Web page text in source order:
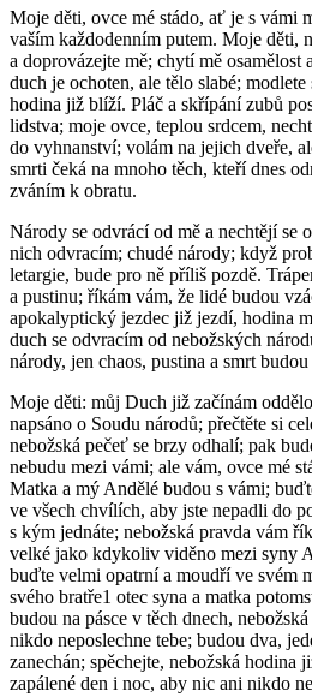
Moje děti, ovce mé stádo, ať je s vámi
vaším každodenním putem. Moje děti,
a doprovázejte mě; chytí mě osamělost
duch je ochoten, ale tělo slabé; modlete
hodina již blíží. Pláč a skřípání zubů
lidstva; moje ovce, teplou srdcem,
do vyhnanství; volám na jejich dveře,
smrti čeká na mnoho těch, kteří dnes
zváním k obratu.
Národy se odvrácí od mě a nechtějí se
nich odvracím; chudé národy; když
letargie, bude pro ně příliš pozdě.
a pustinu; říkám vám, že lidé budou
apokalyptický jezdec již jezdí, hodina
duch se odvracím od nebožských
národy, jen chaos, pustina a smrt
Moje děti: můj Duch již začínám
napsáno o Soudu národů; přečtěte si
nebožská pečeť se brzy odhalí; pak
nebudu mezi vámi; ale vám, ovce mé
Matka a mý Andělé budou s vámi;
ve všech chvílích, aby jste nepadli do
s kým jednáte; nebožská pravda vám
velké jako kdykoliv viděno mezi syny
buďte velmi opatrní a moudří ve svém
svého bratře1 otec syna a matka
budou na pásce v těch dnech,
nikdo neposlechne tebe; budou dva,
zanechán; spěchejte, nebožská hodina
zapálené den i noc, aby nic ani nikdo